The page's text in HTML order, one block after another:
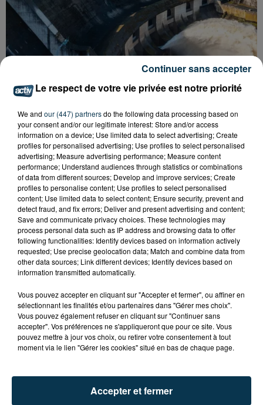
CYANOBACTÉRIES : LE PRÉFÊT PREND UN
ARRÊTÉ POUR LES ACTIVITÉS DE...
L’ASSE RÉDUIT FACE À SOCHAUX, UNE
Le respect de votre vie privée est notre priorité
We and our (447) partnersdo the following data processing based on
your consent and/or our legitimate interest: Store and/or access
information on a device; Use limited data to select advertising; Create
profiles for personalised advertising; Use profiles to select personalised
advertising; Measure advertising performance; Measure content
performance; Understand audiences through statistics or combinations
of data from different sources; Develop and improve services; Create
profiles to personalise content; Use profiles to select personalised
content; Use limited data to select content; Ensure security, prevent and
detect fraud, and fix errors; Deliver and present advertising and content;
Save and communicate privacy choices. These technologies may
process personal data such as IP address and browsing data to offer
following functionalities: Identify devices based on information actively
requested; Use precise geolocation data; Match and combine data from
other data sources; Link different devices; Identify devices based on
information transmitted automatically.
Vous pouvez accepter en cliquant sur "Accepter et fermer", ou affiner en
sélectionnant les finalités et/ou partenaires dans "Gérer mes choix".
Vous pouvez également refuser en cliquant sur "Continuer sans
accepter". Vos préférences ne s'appliqueront que pour ce site. Vous
pouvez mettre à jour vos choix, ou retirer votre consentement à tout
moment via le lien "Gérer les cookies" situé en bas de chaque page.
Accepter et fermer
Continuer sans accepter